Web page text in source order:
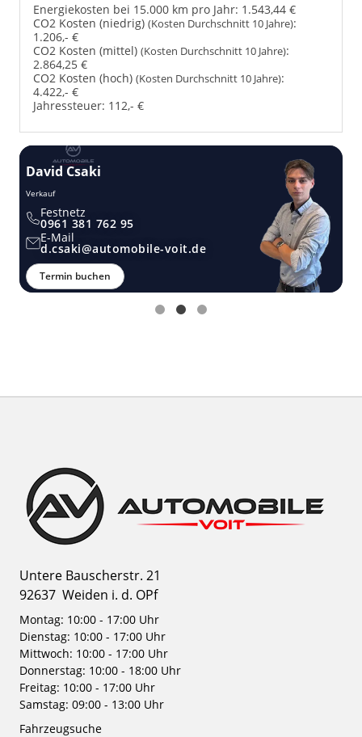
Energiekosten bei 15.000 km pro Jahr: 1.543,44 €
CO2 Kosten (niedrig) (Kosten Durchschnitt 10 Jahre):
1.206,- €
CO2 Kosten (mittel) (Kosten Durchschnitt 10 Jahre):
2.864,25 €
CO2 Kosten (hoch) (Kosten Durchschnitt 10 Jahre):
4.422,- €
Jahressteuer: 112,- €
David Csaki
Verkauf
Festnetz
0961 381 762 95
E-Mail
d.csaki@automobile-voit.de
Termin buchen
Untere Bauscherstr. 21
92637 Weiden i. d. OPf
Montag: 10:00 - 17:00 Uhr
Dienstag: 10:00 - 17:00 Uhr
Mittwoch: 10:00 - 17:00 Uhr
Donnerstag: 10:00 - 18:00 Uhr
Freitag: 10:00 - 17:00 Uhr
Samstag: 09:00 - 13:00 Uhr
Fahrzeugsuche